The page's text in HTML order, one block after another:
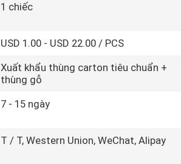
1 chiếc
USD 1.00 - USD 22.00 / PCS
Xuất khẩu thùng carton tiêu chuẩn +
thùng gỗ
7 - 15 ngày
T / T, Western Union, WeChat, Alipay